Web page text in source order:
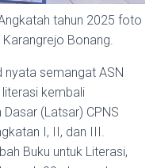
tahun 2025 foto
Bonang.
nyata semangat ASN
kembali
(Latsar) CPNS
I, II, dan III.
Buku untuk Literasi,